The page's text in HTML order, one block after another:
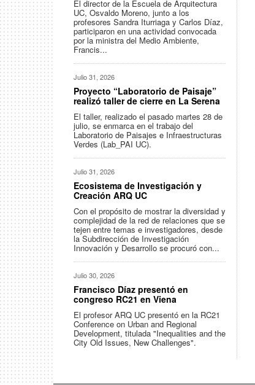
El director de la Escuela de Arquitectura
UC, Osvaldo Moreno, junto a los
profesores Sandra Iturriaga y Carlos Díaz,
participaron en una actividad convocada
por la ministra del Medio Ambiente,
Francis...
Julio 31, 2026
Proyecto “Laboratorio de Paisaje”
realizó taller de cierre en La Serena
El taller, realizado el pasado martes 28 de
julio, se enmarca en el trabajo del
Laboratorio de Paisajes e Infraestructuras
Verdes (Lab_PAI UC).
Julio 31, 2026
Ecosistema de Investigación y
Creación ARQ UC
Con el propósito de mostrar la diversidad y
complejidad de la red de relaciones que se
tejen entre temas e investigadores, desde
la Subdirección de Investigación
Innovación y Desarrollo se procuró con...
Julio 30, 2026
Francisco Díaz presentó en
congreso RC21 en Viena
El profesor ARQ UC presentó en la RC21
Conference on Urban and Regional
Development, titulada "Inequalities and the
City Old Issues, New Challenges".